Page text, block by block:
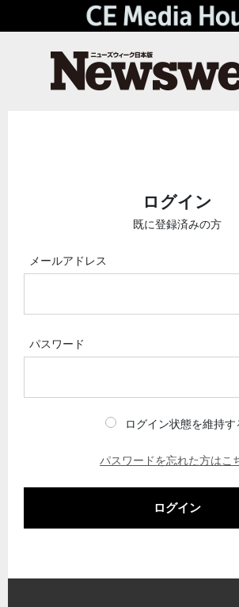
ログイン
既に登録済みの方
メールアドレス
パスワード
ログイン状態を維持す
パスワードを忘れた方はこ
ログイン